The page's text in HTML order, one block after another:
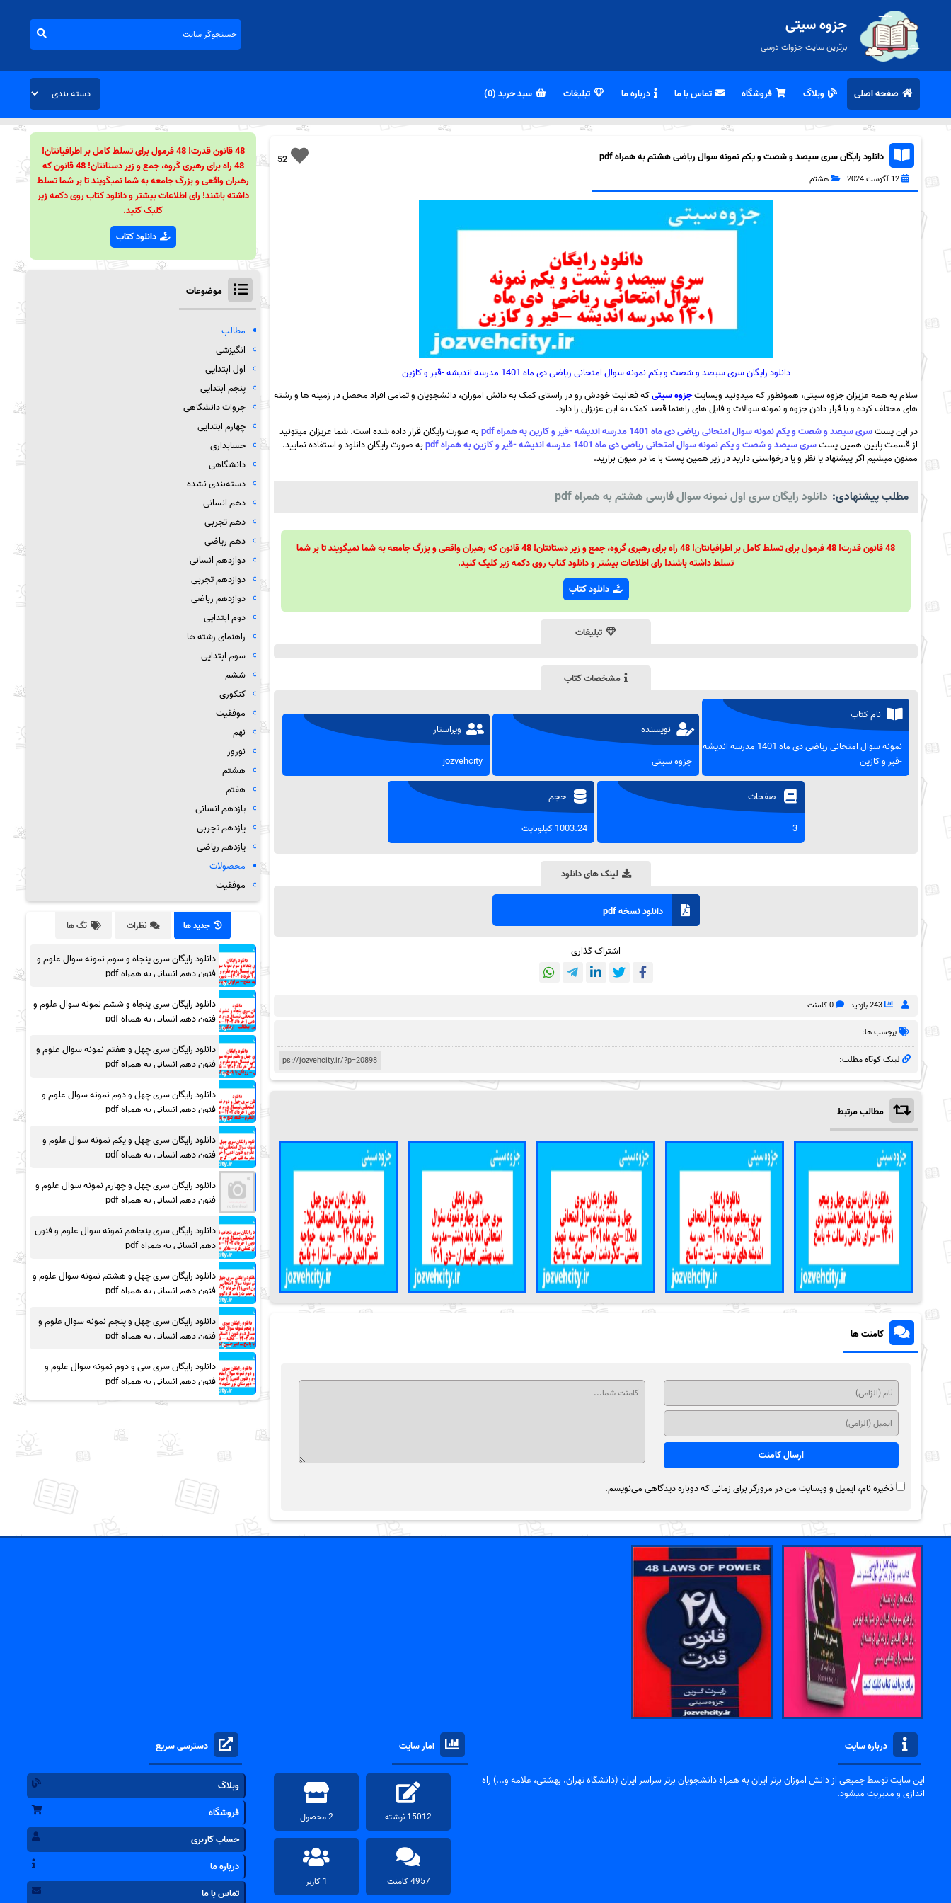
جزوه سیتی
برترین سایت جزوات درسی
صفحه اصلی وبلاگ فروشگاه تماس با ما درباره ما تبلیغات سبد خرید (0)
52 دانلود رایگان سری سیصد و شصت و یکم نمونه سوال ریاضی هشتم به همراه pdf
12 آگوست 2024 هشتم
دانلود رایگان سری سیصد و شصت و یکم نمونه سوال امتحانی ریاضی دی ماه 1401 مدرسه اندیشه -قیر و کازین
سلام به همه عزیزان جزوه سیتی، همونطور که میدونید وبسایتجزوه سیتیکه فعالیت خودش رو در راستای کمک به دانش اموزان، دانشجویان و تمامی افراد محصل در زمینه ها و رشته
های مختلف کرده و با قرار دادن جزوه و نمونه سوالات و فایل های راهنما قصد کمک به این عزیزان را دارد.
در این پستسری سیصد و شصت و یکم نمونه سوال امتحانی ریاضی دی ماه 1401 مدرسه اندیشه -قیر و کازین به همراه pdf
به صورت رایگان قرار داده شده است. شما عزیزان میتونید
از قسمت پایین همین پستسری سیصد و شصت و یکم نمونه سوال امتحانی ریاضی دی ماه 1401 مدرسه اندیشه -قیر و کازین به همراه pdf
به صورت رایگان دانلود و استفاده نمایید.
ممنون میشیم اگر پیشنهاد یا نظر و یا درخواستی دارید در زیر همین پست با ما در میون بزارید.
مطلب پیشنهادی: دانلود رایگان سری اول نمونه سوال فارسی هشتم به همراه pdf
48 قانون قدرت! 48 فرمول برای تسلط کامل بر اطرافیانتان! 48 راه برای رهبری گروه، جمع و زیر دستانتان! 48 قانون که رهبران واقعی و بزرگ جامعه به شما نمیگویند تا بر شما
تسلط داشته باشند! رای اطلاعات بیشتر و دانلود کتاب روی دکمه زیر کلیک کنید.
دانلود کتاب
تبلیغات
مشخصات کتاب
نام کتاب
نمونه سوال امتحانی ریاضی دی ماه 1401 مدرسه اندیشه
-قیر و کازین
نویسنده
جزوه سیتی
ویراستار
jozvehcity
صفحات
3
حجم
1003.24 کیلوبایت
لینک های دانلود
دانلود نسخه pdf
اشتراک گذاری
243 بازدید 0 کامنت
برچسب ها:
لینک کوتاه مطلب:
مطالب مرتبط
کامنت ها
ذخیره نام، ایمیل و وبسایت من در مرورگر برای زمانی که دوباره دیدگاهی می‌نویسم.
48 قانون قدرت! 48 فرمول برای تسلط کامل بر اطرافیانتان!
48 راه برای رهبری گروه، جمع و زیر دستانتان! 48 قانون که
رهبران واقعی و بزرگ جامعه به شما نمیگویند تا بر شما تسلط
داشته باشند! رای اطلاعات بیشتر و دانلود کتاب روی دکمه زیر
کلیک کنید.
دانلود کتاب
موضوعات
مطالب
انگیزشی
اول ابتدایی
پنجم ابتدایی
جزوات دانشگاهی
چهارم ابتدایی
حسابداری
دانشگاهی
دسته‌بندی نشده
دهم انسانی
دهم تجربی
دهم ریاضی
دوازدهم انسانی
دوازدهم تجربی
دوازدهم رباضی
دوم ابتدایی
راهنمای رشته ها
سوم ابتدایی
ششم
کنکوری
موفقیت
نهم
نوروز
هشتم
هفتم
یازدهم انسانی
یازدهم تجربی
یازدهم ریاضی
محصولات
موفقیت
جدید ها نظرات تگ ها
دانلود رایگان سری پنجاه و سوم نمونه سوال علوم و
فنون دهم انسانی به همراه pdf
دانلود رایگان سری پنجاه و ششم نمونه سوال علوم و
فنون دهم انسانی به همراه pdf
دانلود رایگان سری چهل و هفتم نمونه سوال علوم و
فنون دهم انسانی به همراه pdf
دانلود رایگان سری چهل و دوم نمونه سوال علوم و
فنون دهم انسانی به همراه pdf
دانلود رایگان سری چهل و یکم نمونه سوال علوم و
فنون دهم انسانی به همراه pdf
دانلود رایگان سری چهل و چهارم نمونه سوال علوم و
فنون دهم انسانی به همراه pdf
دانلود رایگان سری پنجاهم نمونه سوال علوم و فنون
دهم انسانی به همراه pdf
دانلود رایگان سری چهل و هشتم نمونه سوال علوم و
فنون دهم انسانی به همراه pdf
دانلود رایگان سری چهل و پنجم نمونه سوال علوم و
فنون دهم انسانی به همراه pdf
دانلود رایگان سری سی و دوم نمونه سوال علوم و
فنون دهم انسانی به همراه pdf
درباره سایت
این سایت توسط جمیعی از دانش اموزان برتر ایران به همراه دانشجویان برتر سراسر ایران (دانشگاه تهران، بهشتی، علامه و...) راه
اندازی و مدیریت میشود.
آمار سایت
15012 نوشته 2 محصول
4957 کامنت 1 کاربر
دسترسی سریع
وبلاگ
فروشگاه
حساب کاربری
درباره ما
تماس با ما